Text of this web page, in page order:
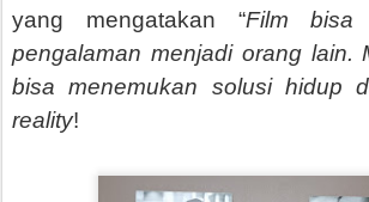
yang mengatakan “Film bisa
pengalaman menjadi orang lain.
bisa menemukan solusi hidup
reality!